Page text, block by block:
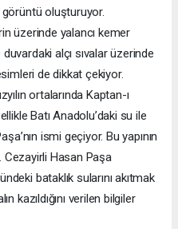
oluşturuyor.
üzerinde yalancı kemer
alçı sıvalar üzerinde
de dikkat çekiyor.
ortalarında Kaptan-ı
Batı Anadolu’daki su ile
ismi geçiyor. Bu yapının
Cezayirli Hasan Paşa
bataklık sularını akıtmak
kazıldığını verilen bilgiler